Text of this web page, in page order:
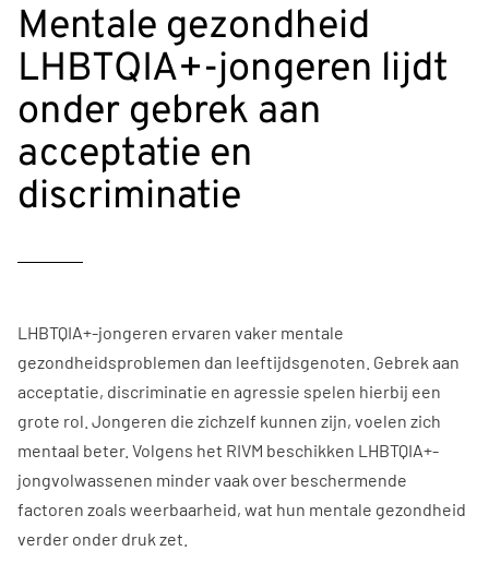
Mentale gezondheid
LHBTQIA+-jongeren lijdt
onder gebrek aan
acceptatie en
discriminatie
LHBTQIA+-jongeren ervaren vaker mentale
gezondheidsproblemen dan leeftijdsgenoten. Gebrek aan
acceptatie, discriminatie en agressie spelen hierbij een
grote rol. Jongeren die zichzelf kunnen zijn, voelen zich
mentaal beter. Volgens het RIVM beschikken LHBTQIA+-
jongvolwassenen minder vaak over beschermende
factoren zoals weerbaarheid, wat hun mentale gezondheid
verder onder druk zet.